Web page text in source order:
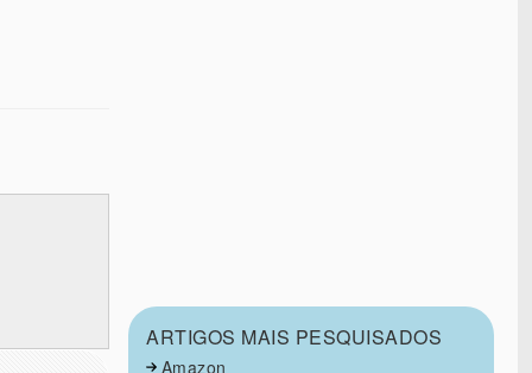
ARTIGOS MAIS PESQUISADOS
Amazon